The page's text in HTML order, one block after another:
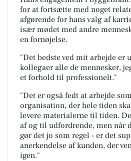
for at fortsætte med noget
afgørende for hans valg af
især mødet med andre
en fornøjelse.
"Det bedste ved mit arbejde er
kollegaer alle de mennesker,
et forhold til professionelt."
"Det er også fedt at arbejde
organisation, der hele tiden
levere materialerne til tiden.
af og til udfordrende, men når
gør det jo som regel - er det
anerkendelse af kunden, der
igen."